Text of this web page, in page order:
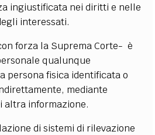
ingiustificata nei diritti e nelle
interessati.
forza la Suprema Corte- è
qualunque
persona fisica identificata o
mediante
altra informazione.
di sistemi di rilevazione